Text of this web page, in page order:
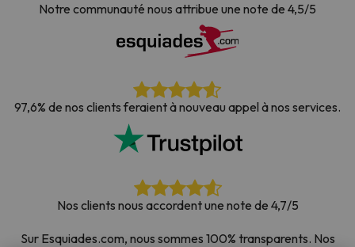
Notre communauté nous attribue une note de 4,5/5
97,6% de nos clients feraient à nouveau appel à nos services.
Nos clients nous accordent une note de 4,7/5
Sur Esquiades.com, nous sommes 100% transparents. Nos